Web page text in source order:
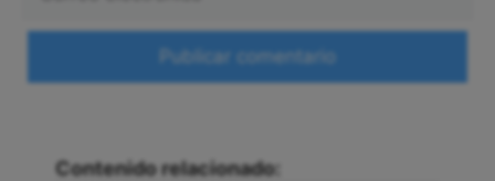
Contenido relacionado: